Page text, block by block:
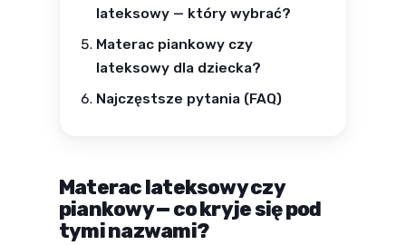
lateksowy — który wybrać?
Materac piankowy czy
lateksowy dla dziecka?
Najczęstsze pytania (FAQ)
Materac lateksowy czy
piankowy — co kryje się pod
tymi nazwami?